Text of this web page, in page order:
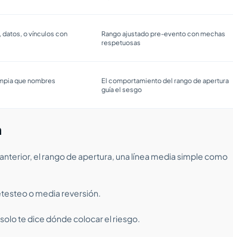
datos, o vínculos con
Rango ajustado pre-evento con mechas
respetuosas
que nombres
El comportamiento del rango de apertura
guía el sesgo
el rango de apertura, una línea media simple como
o media reversión.
te dice dónde colocar el riesgo.